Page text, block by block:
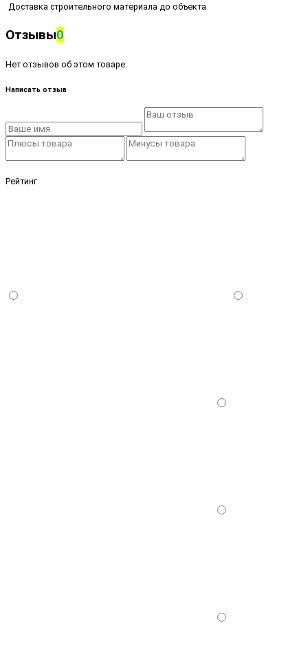
Доставка строительного материала до объекта
Отзывы0
Нет отзывов об этом товаре.
Написать отзыв
Рейтинг